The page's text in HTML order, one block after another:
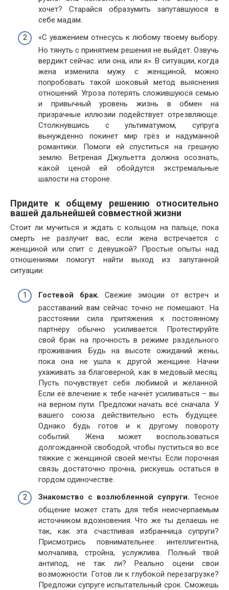
хочет? Старайся образумить запутавшуюся в
себе мадам.
«С уважением отнесусь к любому твоему выбору.
Но тянуть с принятием решения не выйдет. Озвучь
вердикт сейчас: или она, или я». В ситуации, когда
жена изменила мужу с женщиной, можно
попробовать такой шоковый метод выяснения
отношений. Угроза потерять сложившуюся семью
и привычный уровень жизнь в обмен на
призрачные иллюзии подействует отрезвляюще.
Столкнувшись с ультиматумом, супруга
вынужденно покинет мир грёз и надуманной
романтики. Помоги ей спуститься на грешную
землю. Ветреная Джульетта должна осознать,
какой ценой ей обойдутся экстремальные
шалости на стороне.
Придите к общему решению относительно
вашей дальнейшей совместной жизни
Стоит ли мучиться и ждать с кольцом на пальце, пока
смерть не разлучит вас, если жена встречается с
женщиной или спит с девушкой? Простые опыты над
отношениями помогут найти выход из запутанной
ситуации:
Гостевой брак. Свежие эмоции от встреч и
расставаний вам сейчас точно не помешают. На
расстоянии сила притяжения к постоянному
партнёру обычно усиливается. Протестируйте
свой брак на прочность в режиме раздельного
проживания. Будь на высоте ожиданий жены,
пока она не ушла к другой женщине. Начни
ухаживать за благоверной, как в медовый месяц.
Пусть почувствует себя любимой и желанной.
Если её влечение к тебе начнёт усиливаться – вы
на верном пути. Предложи начать всё сначала. У
вашего союза действительно есть будущее.
Однако будь готов и к другому повороту
событий. Жена может воспользоваться
долгожданной свободой, чтобы пуститься во все
тяжкие с женщиной своей мечты. Если порочная
связь достаточно прочна, рискуешь остаться в
гордом одиночестве.
Знакомство с возлюбленной супруги. Тесное
общение может стать для тебя неисчерпаемым
источником вдохновения. Что же ты делаешь не
так, как эта счастливая избранница супруги?
Присмотрись повнимательнее: интеллигентна,
молчалива, стройна, услужлива. Полный твой
антипод, не так ли? Реально оцени свои
возможности. Готов ли к глубокой перезагрузке?
Предложи супруге испытательный срок. Сможешь